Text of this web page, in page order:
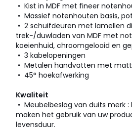
• Kist in MDF met fineer
• Massief notenhouten basis,
• 2 schuifdeuren met lamellen
trek-/duwladen van MDF met
koeienhuid, chroomgelooid en
• 3 kabelopeningen
• Metalen handvatten met
• 45° hoekafwerking
Kwaliteit
• Meubelbeslag van duits merk
maken het gebruik van uw
levensduur.